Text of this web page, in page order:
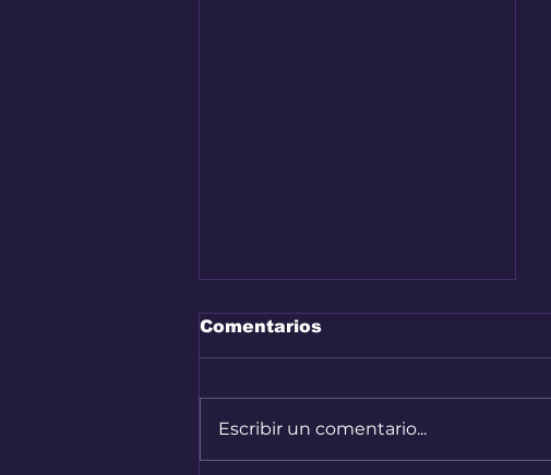
Comentarios
Escribir un comentario...